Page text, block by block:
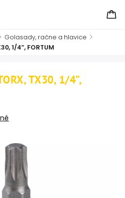
Golasady, račne a hlavice /
1/4”, FORTUM
TX30, 1/4”,